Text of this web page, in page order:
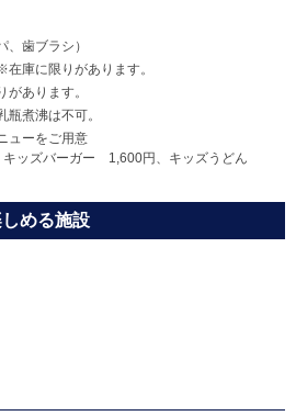
歯ブラシ）
庫に限りがあります。
あります。
煮沸は不可。
ューをご用意
キッズバーガー 1,600円、キッズうどん
める施設